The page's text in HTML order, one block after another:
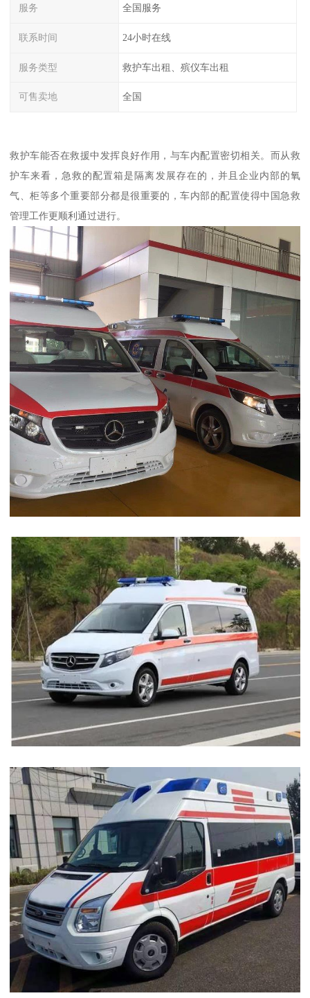
服务 全国服务
联系时间 24小时在线
服务类型 救护车出租、殡仪车出租
可售卖地 全国
救护车能否在救援中发挥良好作用，与车内配置密切相关。而从救
护车来看，急救的配置箱是隔离发展存在的，并且企业内部的氧
气、柜等多个重要部分都是很重要的，车内部的配置使得中国急救
管理工作更顺利通过进行。